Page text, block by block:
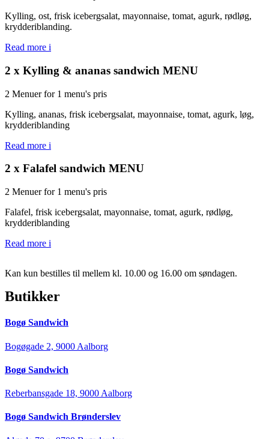
Kylling, ost, frisk icebergsalat, mayonnaise, tomat, agurk, rødløg,
krydderiblanding.
Read more i
2 x Kylling & ananas sandwich MENU
2 Menuer for 1 menu's pris
Kylling, ananas, frisk icebergsalat, mayonnaise, tomat, agurk, løg,
krydderiblanding
Read more i
2 x Falafel sandwich MENU
2 Menuer for 1 menu's pris
Falafel, frisk icebergsalat, mayonnaise, tomat, agurk, rødløg,
krydderiblanding
Read more i
Kan kun bestilles til mellem kl. 10.00 og 16.00 om søndagen.
Butikker
Bogø Sandwich
Bogøgade 2, 9000 Aalborg
Bogø Sandwich
Reberbansgade 18, 9000 Aalborg
Bogø Sandwich Brønderslev